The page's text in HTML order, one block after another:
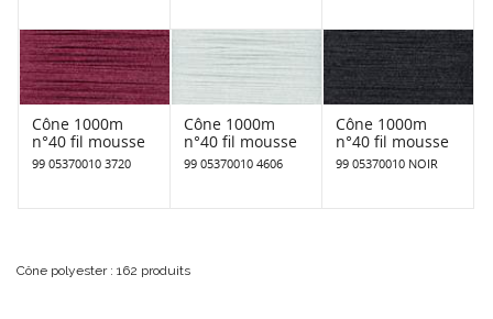
Cône 1000m
n°40 fil mousse
99 05370010 3720
Cône 1000m
n°40 fil mousse
99 05370010 4606
Cône 1000m
n°40 fil mousse
99 05370010 NOIR
Cône polyester : 162 produits